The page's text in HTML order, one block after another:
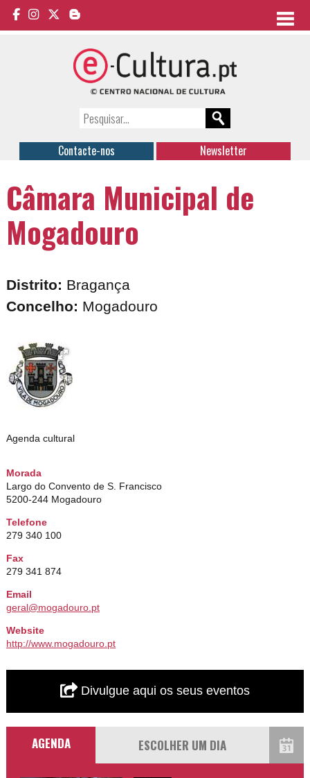
Contacte-nos Newsletter
Câmara Municipal de
Mogadouro
Distrito: Bragança
Concelho: Mogadouro
Agenda cultural
Morada
Largo do Convento de S. Francisco
5200-244 Mogadouro
Telefone
279 340 100
Fax
279 341 874
Email
geral@mogadouro.pt
Website
http://www.mogadouro.pt
Divulgue aqui os seus eventos
AGENDA